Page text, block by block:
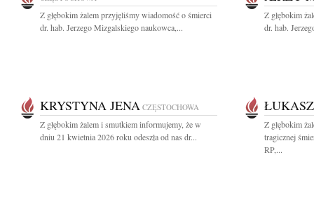
Z głębokim żalem przyjęliśmy wiadomość o śmierci
dr. hab. Jerzego Mizgalskiego naukowca,...
Z głębokim
dr. hab.
KRYSTYNA JENA CZĘSTOCHOWA
Z głębokim żalem i smutkiem informujemy, że w
dniu 21 kwietnia 2026 roku odeszła od nas dr...
Z głębokim
tragicznej
RP,...